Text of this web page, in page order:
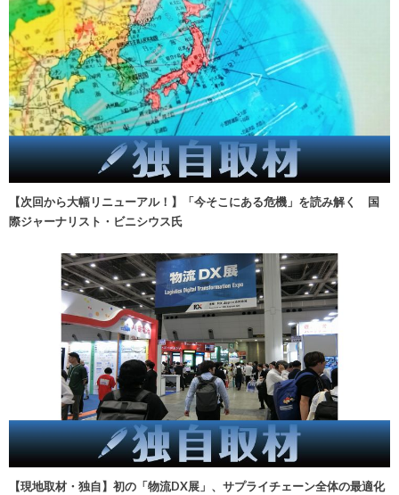
【次回から大幅リニューアル！】「今そこにある危機」を読み解く 国
際ジャーナリスト・ビニシウス氏
【現地取材・独自】初の「物流DX展」、サプライチェーン全体の最適化